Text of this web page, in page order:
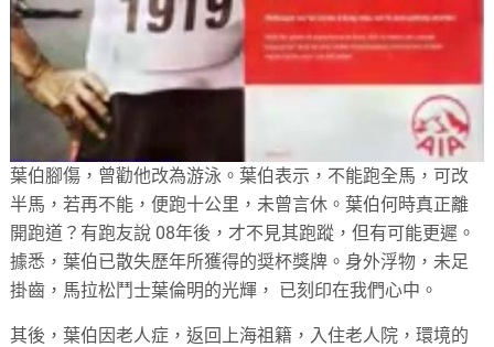
葉伯腳傷，曾勸他改為游泳。葉伯表示，不能跑全馬，可改
半馬，若再不能，便跑十公里，未曾言休。葉伯何時真正離
開跑道？有跑友說 08年後，才不見其跑蹤，但有可能更遲。
據悉，葉伯已散失歷年所獲得的奨杯獎牌。身外浮物，未足
掛齒，馬拉松鬥士葉倫明的光輝， 已刻印在我們心中。
其後，葉伯因老人症，返回上海祖籍，入住老人院，環境的